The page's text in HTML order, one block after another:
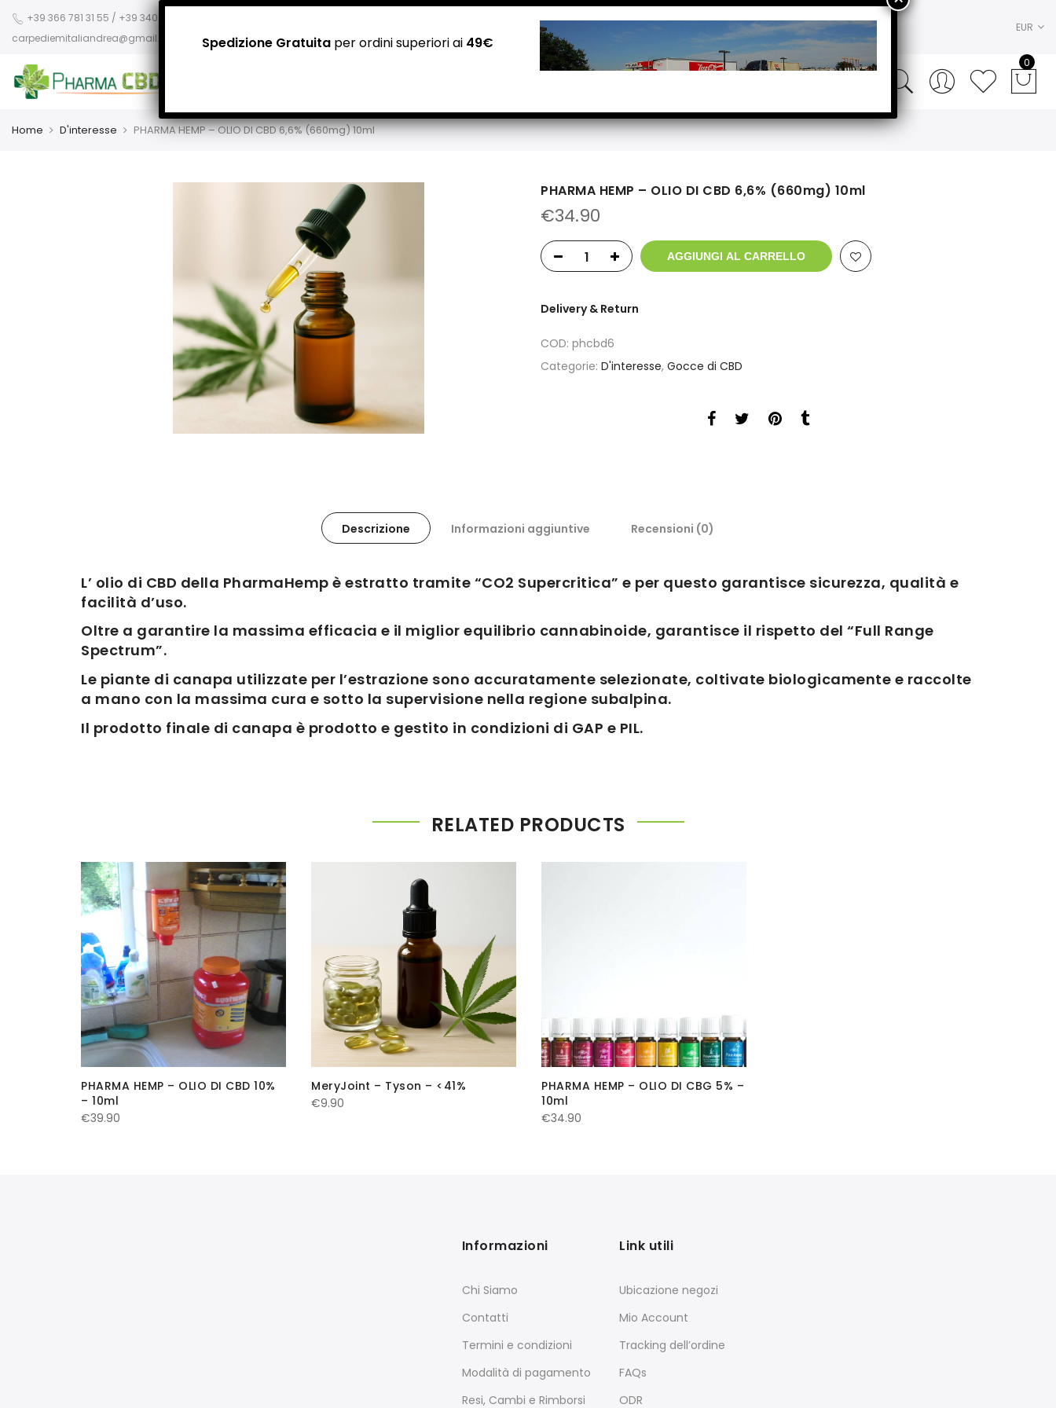
+39 366 781 31 55 / +39 340 942 8400
carpediemitaliandrea@gmail.com
NEGOZI PADOVA: Via Guizza Conselvana, 38a
Attivo distributore automatico cannabis H24
EUR
0
Home D'interesse PHARMA HEMP – OLIO DI CBD 6,6% (660mg) 10ml
PHARMA HEMP – OLIO DI CBD 6,6% (660mg) 10ml
€34.90
AGGIUNGI AL CARRELLO
Delivery & Return
COD: phcbd6
Categorie: D'interesse, Gocce di CBD
Descrizione Informazioni aggiuntive Recensioni (0)
L’ olio di CBD della PharmaHemp è estratto tramite “CO2 Supercritica” e per questo garantisce sicurezza, qualità e
facilità d’uso.
Oltre a garantire la massima efficacia e il miglior equilibrio cannabinoide, garantisce il rispetto del “Full Range
Spectrum”.
Le piante di canapa utilizzate per l’estrazione sono accuratamente selezionate, coltivate biologicamente e raccolte
a mano con la massima cura e sotto la supervisione nella regione subalpina.
Il prodotto finale di canapa è prodotto e gestito in condizioni di GAP e PIL.
RELATED PRODUCTS
PHARMA HEMP – OLIO DI CBD 10%
– 10ml
€39.90
MeryJoint – Tyson – <41%
€9.90
PHARMA HEMP – OLIO DI CBG 5% –
10ml
€34.90
Informazioni
Chi Siamo
Contatti
Termini e condizioni
Modalità di pagamento
Resi, Cambi e Rimborsi
Link utili
Ubicazione negozi
Mio Account
Tracking dell’ordine
FAQs
ODR
Spedizione Gratuitaper ordini superiori ai 49€